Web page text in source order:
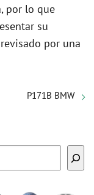
por lo que
su
por una
P171B BMW